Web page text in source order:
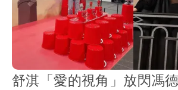
舒淇「愛的視角」放閃馮